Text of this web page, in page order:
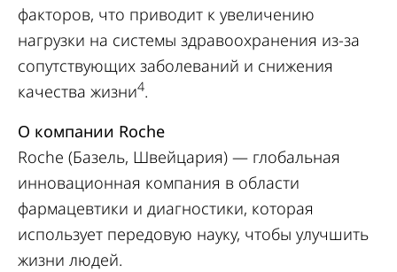
факторов, что приводит к увеличению
нагрузки на системы здравоохранения из-за
сопутствующих заболеваний и снижения
качества жизни4.
О компании Roche
Roche (Базель, Швейцария) — глобальная
инновационная компания в области
фармацевтики и диагностики, которая
использует передовую науку, чтобы улучшить
жизни людей.